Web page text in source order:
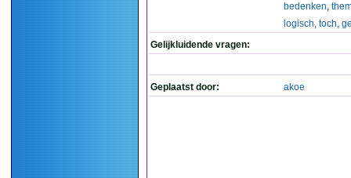
bedenken,
logisch, toch,
Gelijkluidende vragen:
Geplaatst door: akoe